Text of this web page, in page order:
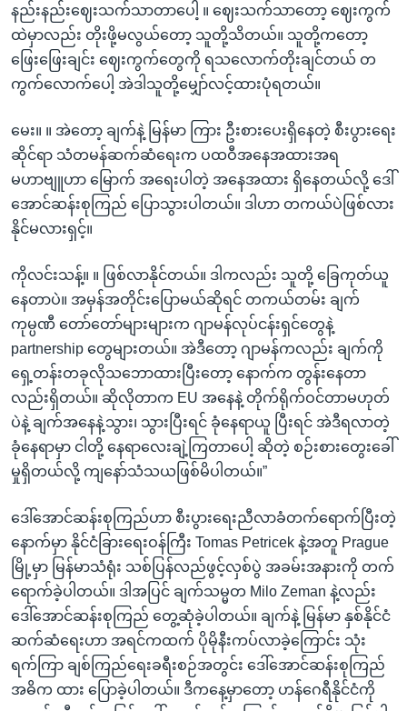
နည်းနည်းဈေးသက်သာတာပေါ့ ။ ဈေးသက်သာတော့ ဈေးကွက်
ထဲမှာလည်း တိုးဖို့မလွယ်တော့ သူတို့သိတယ်။ သူတို့ကတော့
ဖြေးဖြေးချင်း ဈေးကွက်တွေကို ရသလောက်တိုးချင်တယ် တ
ကွက်လောက်ပေါ့ အဲဒါသူတို့မျှော်လင့်ထားပုံရတယ်။
မေး။ ။ အဲတော့ ချက်နဲ့ မြန်မာ ကြား ဦးစားပေးရှိနေတဲ့ စီးပွားရေး
ဆိုင်ရာ သံတမန်ဆက်ဆံရေးက ပထဝီအနေအထားအရ
မဟာဗျူဟာ မြောက် အရေးပါတဲ့ အနေအထား ရှိနေတယ်လို့ ဒေါ်
အောင်ဆန်းစုကြည် ပြောသွားပါတယ်။ ဒါဟာ တကယ်ပဲဖြစ်လား
နိုင်မလားရှင့်။
ကိုလင်းသန့်။ ။ ဖြစ်လာနိုင်တယ်။ ဒါကလည်း သူတို့ ခြေကုတ်ယူ
နေတာပဲ။ အမှန်အတိုင်းပြောမယ်ဆိုရင် တကယ်တမ်း ချက်
ကုမ္ပဏီ တော်တော်များများက ဂျာမန်လုပ်ငန်းရှင်တွေနဲ့
partnership တွေများတယ်။ အဲဒီတော့ ဂျာမန်ကလည်း ချက်ကို
ရှေ့တန်းတခုလိုသဘောထားပြီးတော့ နောက်က တွန်းနေတာ
လည်းရှိတယ်။ ဆိုလိုတာက EU အနေနဲ့ တိုက်ရိုက်ဝင်တာမဟုတ်
ပဲနဲ့ ချက်အနေနဲ့သွား၊ သွားပြီးရင် ခုံနေရာယူ ပြီးရင် အဲဒီရလာတဲ့
ခုံနေရာမှာ ငါတို့ နေရာလေးချဲ့ကြတာပေါ့ ဆိုတဲ့ စဉ်းစားတွေးခေါ်
မှုရှိတယ်လို့ ကျနော်သံသယဖြစ်မိပါတယ်။”
ဒေါ်အောင်ဆန်းစုကြည်ဟာ စီးပွားရေးညီလာခံတက်ရောက်ပြီးတဲ့
နောက်မှာ နိုင်ငံခြားရေးဝန်ကြီး Tomas Petricek နဲ့အတူ Prague
မြို့မှာ မြန်မာသံရုံး သစ်ပြန်လည်ဖွင့်လှစ်ပွဲ အခမ်းအနားကို တက်
ရောက်ခဲ့ပါတယ်။ ဒါအပြင် ချက်သမ္မတ Milo Zeman နဲ့လည်း
ဒေါ်အောင်ဆန်းစုကြည် တွေ့ဆုံခဲ့ပါတယ်။ ချက်နဲ့ မြန်မာ နှစ်နိုင်ငံ
ဆက်ဆံရေးဟာ အရင်ကထက် ပိုမိုနီးကပ်လာခဲ့ကြောင်း သုံး
ရက်ကြာ ချစ်ကြည်ရေးခရီးစဉ်အတွင်း ဒေါ်အောင်ဆန်းစုကြည်
အဓိက ထား ပြောခဲ့ပါတယ်။ ဒီကနေ့မှာတော့ ဟန်ဂေရီနိုင်ငံကို